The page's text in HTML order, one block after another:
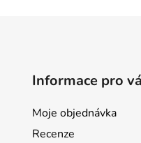
Informace pro
Moje objednávka
Recenze